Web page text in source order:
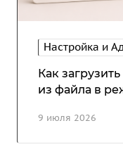
Настройка и
9 июля 2026
Как
из файла в